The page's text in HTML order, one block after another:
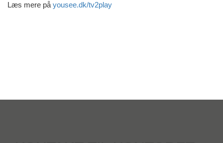
Læs mere på yousee.dk/tv2play